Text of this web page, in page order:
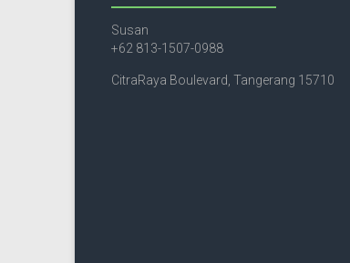
Susan
+62 813-1507-0988
CitraRaya Boulevard, Tangerang 15710